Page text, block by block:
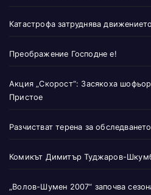
Катастрофа затруднява
Преображение Господне е!
Акция „Скорост“: Засякоха
Пристое
Разчистват терена за
Комикът Димитър Туджаров-
„Волов-Шумен 2007“ започва